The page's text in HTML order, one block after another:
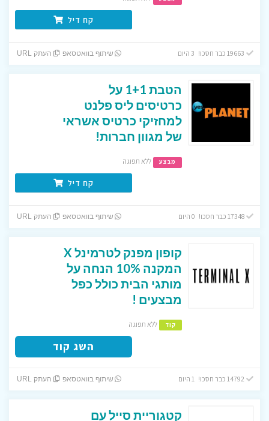
קח דיל
שיתוף בוואטסאפ העתק URL
הטבת 1+1 על
כרטיסים ליס פלנט
למחזיקי כרטיס אשראי
של מגוון חברות!
מבצע ללא תפוגה
קח דיל
17348 כבר חסכו! 0 היום שיתוף בוואטסאפ העתק URL
קופון מפנק לטרמינל X
המקנה 10% הנחה על
מותגי הבית כולל כפל
מבצעים !
קוד ללא תפוגה
השג קוד
14792 כבר חסכו! 1 היום שיתוף בוואטסאפ העתק URL
קטגוריית סייל עם